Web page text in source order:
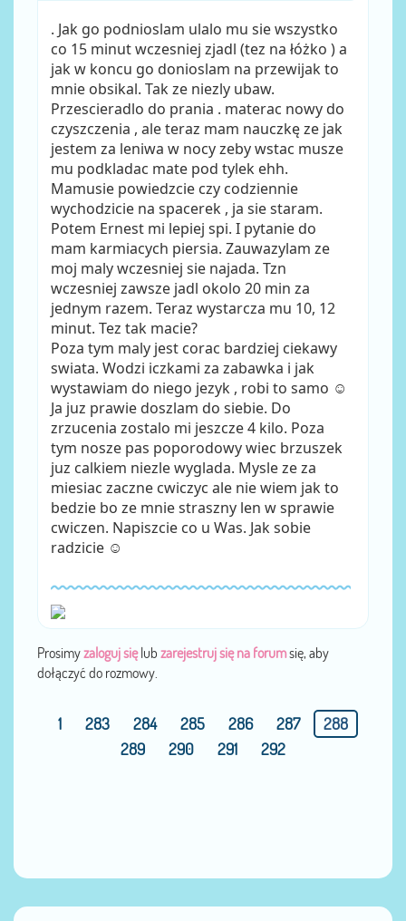
. Jak go podnioslam ulalo mu sie wszystko
co 15 minut wczesniej zjadl (tez na łóżko ) a
jak w koncu go donioslam na przewijak to
mnie obsikal. Tak ze niezly ubaw.
Przescieradlo do prania . materac nowy do
czyszczenia , ale teraz mam nauczkę ze jak
jestem za leniwa w nocy zeby wstac musze
mu podkladac mate pod tylek ehh.
Mamusie powiedzcie czy codziennie
wychodzicie na spacerek , ja sie staram.
Potem Ernest mi lepiej spi. I pytanie do
mam karmiacych piersia. Zauwazylam ze
moj maly wczesniej sie najada. Tzn
wczesniej zawsze jadl okolo 20 min za
jednym razem. Teraz wystarcza mu 10, 12
minut. Tez tak macie?
Poza tym maly jest corac bardziej ciekawy
swiata. Wodzi iczkami za zabawka i jak
wystawiam do niego jezyk , robi to samo ☺
Ja juz prawie doszlam do siebie. Do
zrzucenia zostalo mi jeszcze 4 kilo. Poza
tym nosze pas poporodowy wiec brzuszek
juz calkiem niezle wyglada. Mysle ze za
miesiac zaczne cwiczyc ale nie wiem jak to
bedzie bo ze mnie straszny len w sprawie
cwiczen. Napiszcie co u Was. Jak sobie
radzicie ☺
Prosimyzaloguj sięlub zarejestruj się na forumsię, aby
dołączyć do rozmowy.
1 283 284 285 286 287
288
289
290 291 292